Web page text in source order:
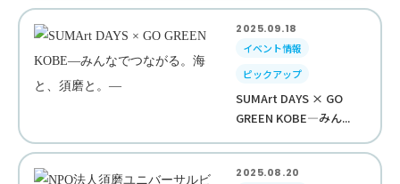
2025.09.18
イベント情報
ピックアップ
SUMArt DAYS × GO
GREEN KOBE—みん...
2025.08.20